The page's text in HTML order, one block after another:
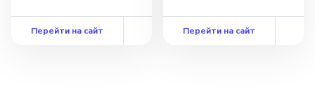
Перейти на сайт Перейти на сайт